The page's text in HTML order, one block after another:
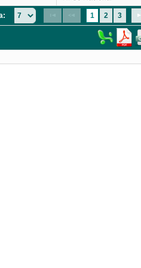
1 2 3